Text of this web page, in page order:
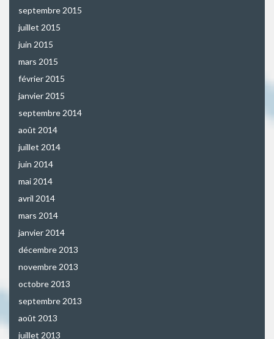
septembre 2015
juillet 2015
juin 2015
mars 2015
février 2015
janvier 2015
septembre 2014
août 2014
juillet 2014
juin 2014
mai 2014
avril 2014
mars 2014
janvier 2014
décembre 2013
novembre 2013
octobre 2013
septembre 2013
août 2013
juillet 2013